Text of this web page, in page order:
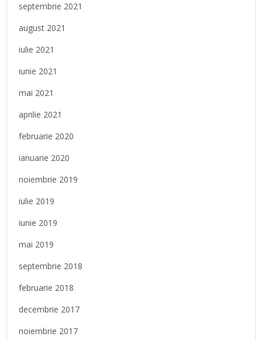
septembrie 2021
august 2021
iulie 2021
iunie 2021
mai 2021
aprilie 2021
februarie 2020
ianuarie 2020
noiembrie 2019
iulie 2019
iunie 2019
mai 2019
septembrie 2018
februarie 2018
decembrie 2017
noiembrie 2017